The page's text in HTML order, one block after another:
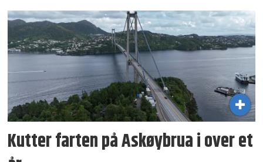
Kutter farten på Askøybrua i over et